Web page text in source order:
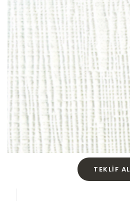
TEKLIF AL